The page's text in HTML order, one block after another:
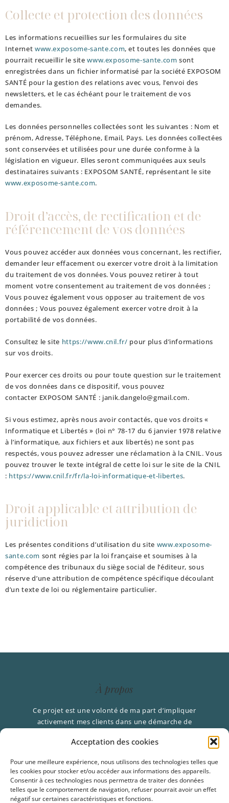
Acceptation des cookies
Pour une meilleure expérience, nous utilisons des technologies telles que
les cookies pour stocker et/ou accéder aux informations des appareils.
Consentir à ces technologies nous permettra de traiter des données
telles que le comportement de navigation, refuser pourrait avoir un effet
négatif sur certaines caractéristiques et fonctions.
Collecte et protection des données
Les informations recueillies sur les formulaires du site
Internet www.exposome-sante.com, et toutes les données que
pourrait recueillir le sitewww.exposome-sante.com sont
enregistrées dans un fichier informatisé par la société EXPOSOM
SANTÉ pour la gestion des relations avec vous, l’envoi des
newsletters, et le cas échéant pour le traitement de vos
demandes.
Les données personnelles collectées sont les suivantes : Nom et
prénom, Adresse, Téléphone, Email, Pays. Les données collectées
sont conservées et utilisées pour une durée conforme à la
législation en vigueur. Elles seront communiquées aux seuls
destinataires suivants : EXPOSOM SANTÉ, représentant le site
www.exposome-sante.com.
Droit d’accès, de rectification et de
référencement de vos données
Vous pouvez accéder aux données vous concernant, les rectifier,
demander leur effacement ou exercer votre droit à la limitation
du traitement de vos données. Vous pouvez retirer à tout
moment votre consentement au traitement de vos données ;
Vous pouvez également vous opposer au traitement de vos
données ; Vous pouvez également exercer votre droit à la
portabilité de vos données.
Consultez le site https://www.cnil.fr/ pour plus d’informations
sur vos droits.
Pour exercer ces droits ou pour toute question sur le traitement
de vos données dans ce dispositif, vous pouvez
contacter EXPOSOM SANTÉ : janik.dangelo@gmail.com.
Si vous estimez, après nous avoir contactés, que vos droits «
Informatique et Libertés » (loi n° 78-17 du 6 janvier 1978 relative
à l’informatique, aux fichiers et aux libertés) ne sont pas
respectés, vous pouvez adresser une réclamation à la CNIL. Vous
pouvez trouver le texte intégral de cette loi sur le site de la CNIL
: https://www.cnil.fr/fr/la-loi-informatique-et-libertes.
Droit applicable et attribution de
juridiction
Les présentes conditions d’utilisation du site www.exposome-
sante.com sont régies par la loi française et soumises à la
compétence des tribunaux du siège social de l’éditeur, sous
réserve d’une attribution de compétence spécifique découlant
d’un texte de loi ou réglementaire particulier.
À propos
Ce projet est une volonté de ma part d’impliquer
activement mes clients dans une démarche de
soins de leur image corporelle et de bien vieillir en
longtemps possible.
Les derniers articles